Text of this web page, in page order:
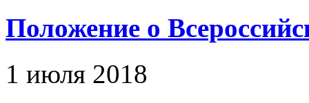
Положение о
1 июля 2018